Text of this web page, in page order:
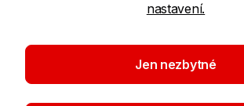
Prohlášení o přístupnosti
Ochrana osobních údajů
nastavení.
Jen nezbytné